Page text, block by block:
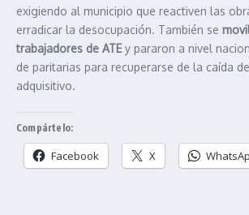
exigiendo al municipio que reactiven las
erradicar la desocupación. También se
trabajadores de ATE y pararon a nivel
de paritarias para recuperarse de la caída
adquisitivo.
Compártelo:
Facebook X